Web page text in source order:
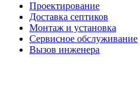
Проектирование
Доставка септиков
Монтаж и установка
Сервисное обслуживание
Вызов инженера